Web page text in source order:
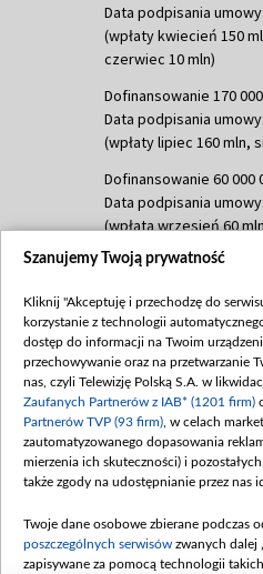
Data podpisania umowy:
(wpłaty kwiecień 150
czerwiec 10 mln)
Dofinansowanie 170
Data podpisania umowy:
(wpłaty lipiec 160 mln,
Dofinansowanie 60 000
Data podpisania umowy:
(wpłata wrzesień 60
Dofinansowanie 635 783
(wpłata wrzesień 100
mln, listopad 265 mln)
Dofinansowanie 48 862
Data podpisania umowy:
(wpłata grudzień
Dofinansowanie 900
Data podpisania
kwiecień 180 mln, 7
czerwca 90 mln)
Szanujemy Twoją prywatność
Kliknij "Akceptuję i przechodzę do
korzystanie z technologii
dostęp do informacji na Twoim
przechowywanie oraz na przetwarzanie
nas, czyli Telewizję Polską S.A. w
Zaufanych Partnerów z IAB* (1201 firm)
Partnerów TVP (93 firm) , w celach
zautomatyzowanego dopasowania
mierzenia ich skuteczności) i
także zgody na udostępnianie przez nas
Twoje dane osobowe zbierane podczas
poszczególnych serwisów zwanych dalej
zapisywane za pomocą technologii